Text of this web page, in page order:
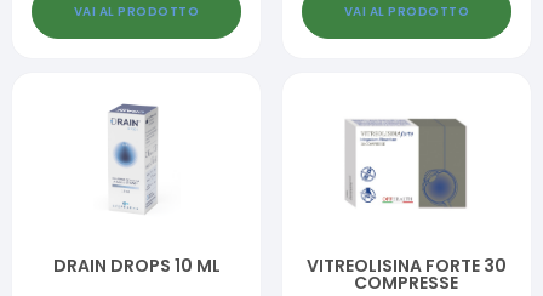
VAI AL PRODOTTO VAI AL PRODOTTO
DRAIN DROPS 10 ML VITREOLISINA FORTE 30
COMPRESSE